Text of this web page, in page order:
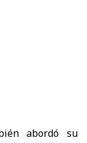
abordó su